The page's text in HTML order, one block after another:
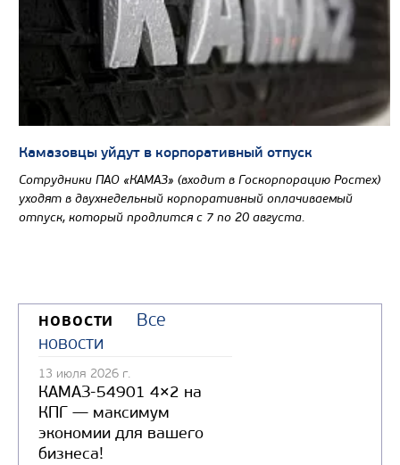
Камазовцы уйдут в корпоративный отпуск
Сотрудники ПАО «КАМАЗ» (входит в Госкорпорацию Ростех)
уходят в двухнедельный корпоративный оплачиваемый
отпуск, который продлится с 7 по 20 августа.
НОВОСТИ
Все
новости
13 июля 2026 г.
КАМАЗ-54901 4×2 на
КПГ — максимум
экономии для вашего
бизнеса!